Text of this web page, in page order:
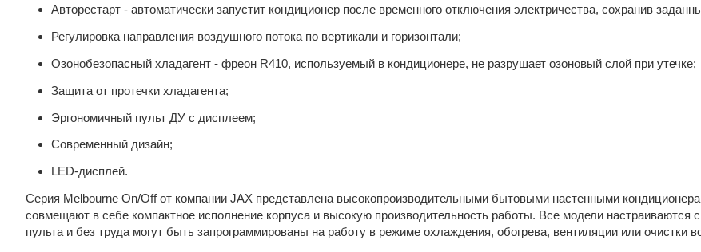
Авторестарт - автоматически запустит кондиционер после временного отключения электричества, сохранив
Регулировка направления воздушного потока по вертикали и горизонтали;
Озонобезопасный хладагент - фреон R410, используемый в кондиционере, не разрушает озоновый слой при утечке;
Защита от протечки хладагента;
Эргономичный пульт ДУ с дисплеем;
Современный дизайн;
LED-дисплей.
Серия Melbourne On/Off от компании JAX представлена высокопроизводительными бытовыми настенными
совмещают в себе компактное исполнение корпуса и высокую производительность работы. Все модели настраиваются
пульта и без труда могут быть запрограммированы на работу в режиме охлаждения, обогрева, вентиляции или очистки